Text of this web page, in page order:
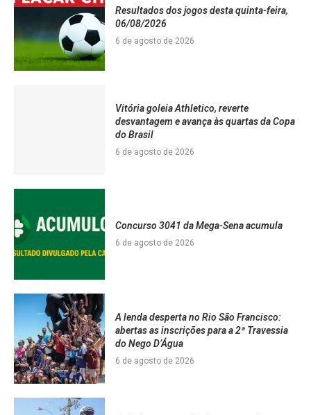
Resultados dos jogos desta quinta-feira,
06/08/2026
6 de agosto de 2026
Vitória goleia Athletico, reverte
desvantagem e avança às quartas da Copa
do Brasil
6 de agosto de 2026
Concurso 3041 da Mega-Sena acumula
6 de agosto de 2026
A lenda desperta no Rio São Francisco:
abertas as inscrições para a 2ª Travessia
do Nego D’Água
6 de agosto de 2026